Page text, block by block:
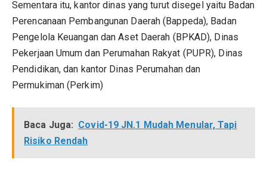
Sementara itu, kantor dinas yang turut disegel yaitu Badan
Perencanaan Pembangunan Daerah (Bappeda), Badan
Pengelola Keuangan dan Aset Daerah (BPKAD), Dinas
Pekerjaan Umum dan Perumahan Rakyat (PUPR), Dinas
Pendidikan, dan kantor Dinas Perumahan dan
Permukiman (Perkim)
Baca Juga: Covid-19 JN.1 Mudah Menular, Tapi
Risiko Rendah